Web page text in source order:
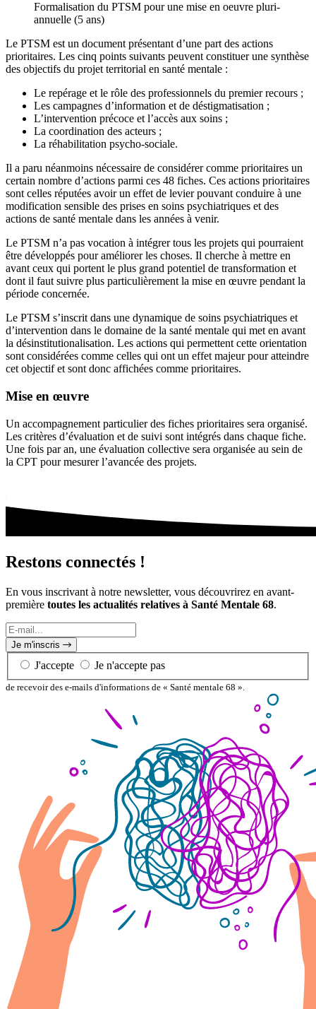
Formalisation du PTSM pour une mise en oeuvre pluri-
annuelle (5 ans)
Le PTSM est un document présentant d’une part des actions
prioritaires. Les cinq points suivants peuvent constituer une synthèse
des objectifs du projet territorial en santé mentale :
Le repérage et le rôle des professionnels du premier recours ;
Les campagnes d’information et de déstigmatisation ;
L’intervention précoce et l’accès aux soins ;
La coordination des acteurs ;
La réhabilitation psycho-sociale.
Il a paru néanmoins nécessaire de considérer comme prioritaires un
certain nombre d’actions parmi ces 48 fiches. Ces actions prioritaires
sont celles réputées avoir un effet de levier pouvant conduire à une
modification sensible des prises en soins psychiatriques et des
actions de santé mentale dans les années à venir.
Le PTSM n’a pas vocation à intégrer tous les projets qui pourraient
être développés pour améliorer les choses. Il cherche à mettre en
avant ceux qui portent le plus grand potentiel de transformation et
dont il faut suivre plus particulièrement la mise en œuvre pendant la
période concernée.
Le PTSM s’inscrit dans une dynamique de soins psychiatriques et
d’intervention dans le domaine de la santé mentale qui met en avant
la désinstitutionalisation. Les actions qui permettent cette orientation
sont considérées comme celles qui ont un effet majeur pour atteindre
cet objectif et sont donc affichées comme prioritaires.
Mise en œuvre
Un accompagnement particulier des fiches prioritaires sera organisé.
Les critères d’évaluation et de suivi sont intégrés dans chaque fiche.
Une fois par an, une évaluation collective sera organisée au sein de
la CPT pour mesurer l’avancée des projets.
Restons connectés !
En vous inscrivant à notre newsletter, vous découvrirez en avant-
première toutes les actualités relatives à Santé Mentale 68.
E-
mail...
Je m'inscris
J'accepte Je n'accepte pas
de recevoir des e-mails d'informations de « Santé mentale 68 ».